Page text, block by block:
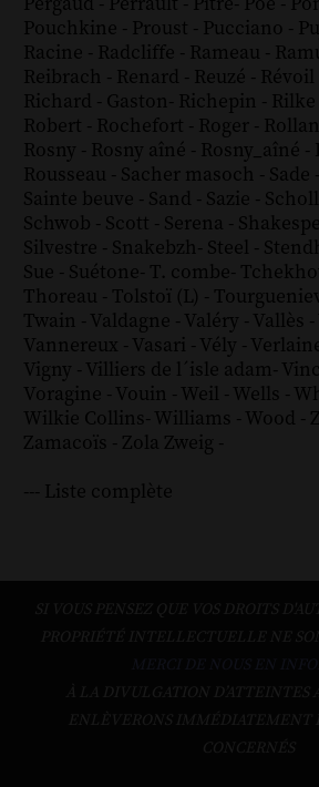
Pouchkine - Proust - Pucciano -
Racine - Radcliffe - Rameau -
Reibrach - Renard - Reuzé - Révoil
Richard - Gaston- Richepin - Rilke
Robert - Rochefort - Roger -
Rosny - Rosny aîné - Rosny_aîné -
Rousseau - Sacher masoch - Sade -
Sainte beuve - Sand - Sazie - Scholl
Schwob - Scott - Serena -
Silvestre - Snakebzh- Steel -
Sue - Suétone- T. combe-
Thoreau - Tolstoï (L) -
Twain - Valdagne - Valéry - Vallès -
Vannereux - Vasari - Vély -
Vigny - Villiers de l´isle adam-
Voragine - Vouin - Weil - Wells -
Wilkie Collins- Williams - Wood -
Zamacoïs - Zola Zweig -
--- Liste complète